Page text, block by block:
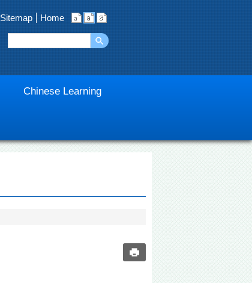
Sitemap Home
Chinese Learning